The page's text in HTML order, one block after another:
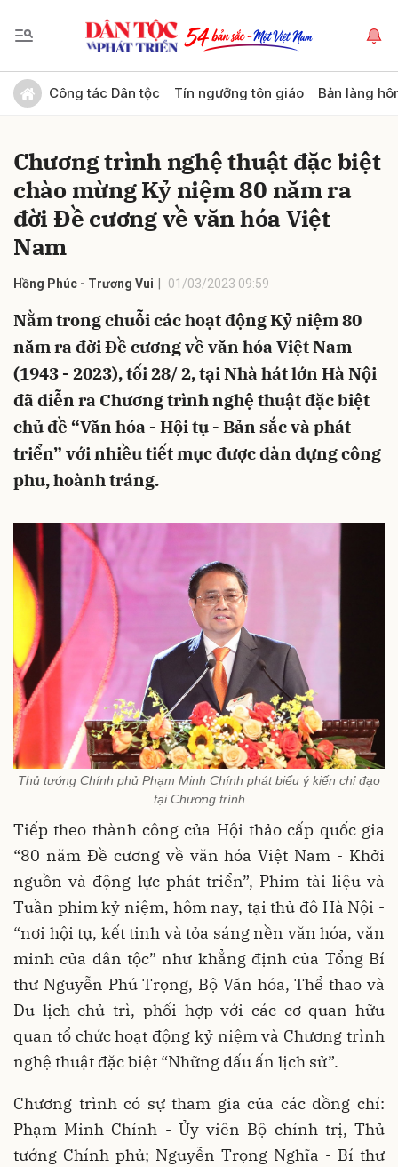
Công tác Dân tộc Tín ngưỡng tôn giáo Bản làng
Chương trình nghệ thuật đặc biệt
chào mừng Kỷ niệm 80 năm ra
đời Đề cương về văn hóa Việt
Nam
Hồng Phúc - Trương Vui 01/03/2023 09:59
Nằm trong chuỗi các hoạt động Kỷ niệm 80
năm ra đời Đề cương về văn hóa Việt Nam
(1943 - 2023), tối 28/ 2, tại Nhà hát lớn Hà Nội
đã diễn ra Chương trình nghệ thuật đặc biệt
chủ đề “Văn hóa - Hội tụ - Bản sắc và phát
triển” với nhiều tiết mục được dàn dựng công
phu, hoành tráng.
Thủ tướng Chính phủ Phạm Minh Chính phát biểu ý kiến chỉ đạo
tại Chương trình
Tiếp theo thành công của Hội thảo cấp quốc gia
“80 năm Đề cương về văn hóa Việt Nam - Khởi
nguồn và động lực phát triển”, Phim tài liệu và
Tuần phim kỷ niệm, hôm nay, tại thủ đô Hà Nội -
“nơi hội tụ, kết tinh và tỏa sáng nền văn hóa, văn
minh của dân tộc” như khẳng định của Tổng Bí
thư Nguyễn Phú Trọng, Bộ Văn hóa, Thể thao và
Du lịch chủ trì, phối hợp với các cơ quan hữu
quan tổ chức hoạt động kỷ niệm và Chương trình
nghệ thuật đặc biệt “Những dấu ấn lịch sử”.
Chương trình có sự tham gia của các đồng chí:
Phạm Minh Chính - Ủy viên Bộ chính trị, Thủ
tướng Chính phủ; Nguyễn Trọng Nghĩa - Bí thư
Gửi bình luận